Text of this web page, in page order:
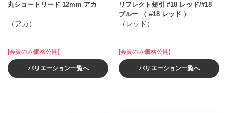
丸ショートリード 12mm アカ
（アカ）
[会員のみ価格公開]
バリエーション一覧へ
リフレクト短引 #18 レッド/#18
ブルー （ #18 レッド ）
（レッド）
[会員のみ価格公開]
バリエーション一覧へ